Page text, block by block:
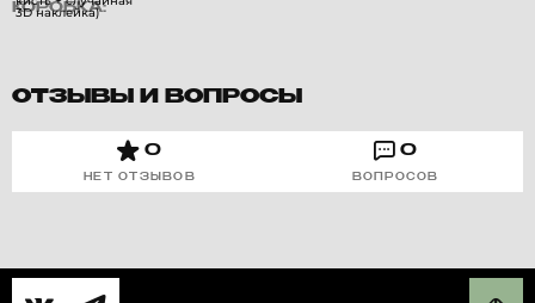
КОРОБКА:
ОТЗЫВЫ И ВОПРОСЫ
0
НЕТ ОТЗЫВОВ
0
ВОПРОСОВ